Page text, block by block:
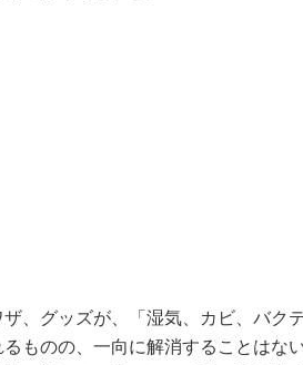
、グッズが、「湿気、カビ、バク
ものの、一向に解消することはな